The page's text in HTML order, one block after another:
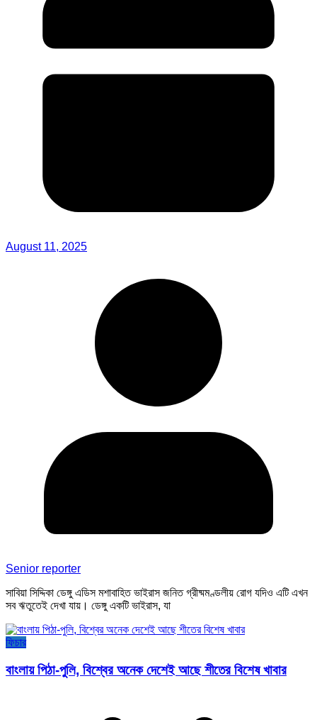
August 11, 2025
Senior reporter
সাবিয়া সিদ্দিকা ডেঙ্গু এডিস মশাবাহিত ভাইরাস জনিত গ্রীষ্মমণ্ডলীয় রোগ যদিও এটি এখন
সব ঋতুতেই দেখা যায়। ডেঙ্গু একটি ভাইরাস, যা
ফিচার
বাংলায় পিঠা-পুলি, বিশ্বের অনেক দেশেই আছে শীতের বিশেষ খাবার